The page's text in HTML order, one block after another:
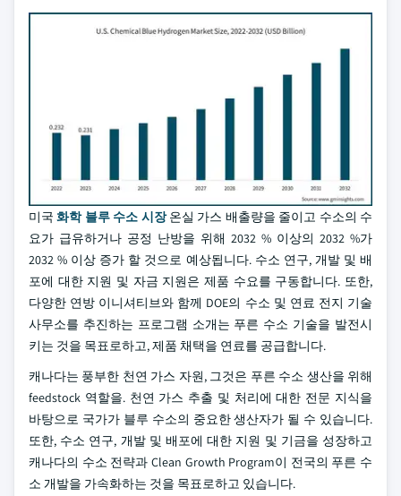
미국화학 블루 수소 시장온실 가스 배출량을 줄이고 수소의 수
요가 급유하거나 공정 난방을 위해 2032 % 이상의 2032 %가
2032 % 이상 증가 할 것으로 예상됩니다. 수소 연구, 개발 및 배
포에 대한 지원 및 자금 지원은 제품 수요를 구동합니다. 또한,
다양한 연방 이니셔티브와 함께 DOE의 수소 및 연료 전지 기술
사무소를 추진하는 프로그램 소개는 푸른 수소 기술을 발전시
키는 것을 목표로하고, 제품 채택을 연료를 공급합니다.
캐나다는 풍부한 천연 가스 자원, 그것은 푸른 수소 생산을 위해
feedstock 역할을. 천연 가스 추출 및 처리에 대한 전문 지식을
바탕으로 국가가 블루 수소의 중요한 생산자가 될 수 있습니다.
또한, 수소 연구, 개발 및 배포에 대한 지원 및 기금을 성장하고
캐나다의 수소 전략과 Clean Growth Program이 전국의 푸른 수
소 개발을 가속화하는 것을 목표로하고 있습니다.